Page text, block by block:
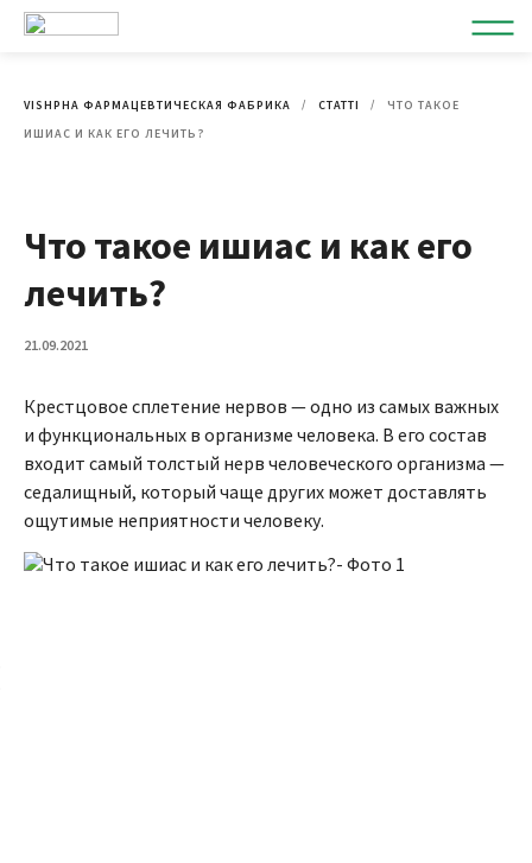
VISHPHA ФАРМАЦЕВТИЧЕСКАЯ ФАБРИКА СТАТТІ
ЧТО ТАКОЕ
ИШИАС И КАК ЕГО ЛЕЧИТЬ?
Что такое ишиас и как его
лечить?
21.09.2021
Крестцовое сплетение нервов — одно из самых важных
и функциональных в организме человека. В его состав
входит самый толстый нерв человеческого организма —
седалищный, который чаще других может доставлять
ощутимые неприятности человеку.